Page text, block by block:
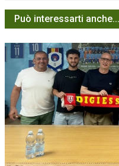
Può interessarti anche...